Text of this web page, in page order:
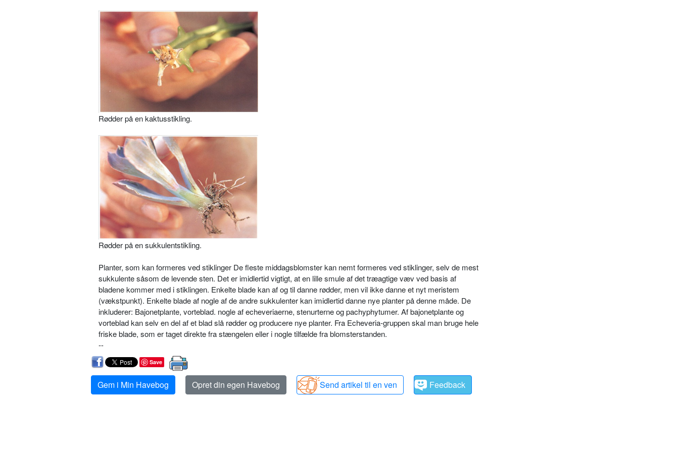
Rødder på en kaktus­stikling.
Rødder på en sukkulent­stikling.
Planter, som kan for­meres ved stiklinger De fleste middagsblomster kan nemt formeres ved stiklinger, selv de mest
sukkulente såsom de le­vende sten. Det er imidler­tid vigtigt, at en lille smu­le af det træagtige væv ved basis af
bladene kommer med i stiklingen. Enkelte blade kan af og til danne rødder, men vil ikke dan­ne et nyt meristem
(vækst­punkt). Enkelte blade af nogle af de andre sukku­lenter kan imidlertid dan­ne nye planter på denne måde. De
inkluderer: Ba­jonetplante, vorteblad. nogle af echeveriaerne, stenurterne og pachyphy­tumer. Af bajonetplante og
vorteblad kan selv en del af et blad slå rødder og producere nye planter. Fra Echeveria-gruppen skal man bruge hele
friske blade, som er taget direkte fra stængelen eller i nogle til­fælde fra blomsterstanden.
--
Save
Gem i Min Havebog Opret din egen Havebog Send artikel til en ven Feedback